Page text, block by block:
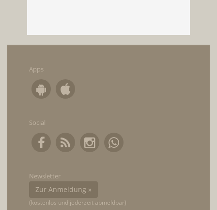
Apps
Social
Newsletter
Zur Anmeldung »
(kostenlos und jederzeit abmeldbar)